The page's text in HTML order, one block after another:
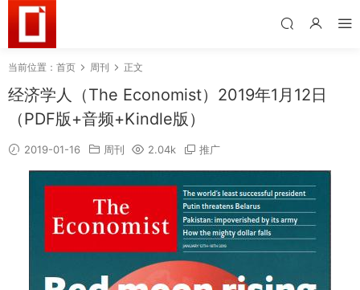
当前位置： 首页 周刊 正文
经济学人（The Economist）2019年1月12日
（PDF版+音频+Kindle版）
2019-01-16 周刊 2.04k 推广